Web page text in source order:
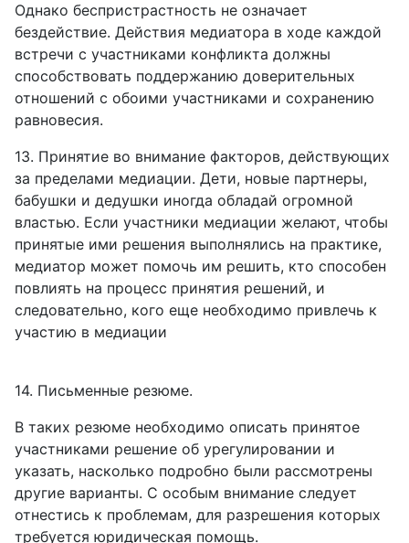
Однако беспристрастность не означает
бездействие. Действия медиатора в ходе каждой
встречи с участниками конфликта должны
способствовать поддержанию доверительных
отношений с обоими участниками и сохранению
равновесия.
13. Принятие во внимание факторов, действующих
за пределами медиации. Дети, новые партнеры,
бабушки и дедушки иногда обладай огромной
властью. Если участники медиации желают, чтобы
принятые ими решения выполнялись на практике,
медиатор может помочь им решить, кто способен
повлиять на процесс принятия решений, и
следовательно, кого еще необходимо привлечь к
участию в медиации
14. Письменные резюме.
В таких резюме необходимо описать принятое
участниками решение об урегулировании и
указать, насколько подробно были рассмотрены
другие варианты. С особым внимание следует
отнестись к проблемам, для разрешения которых
требуется юридическая помощь.